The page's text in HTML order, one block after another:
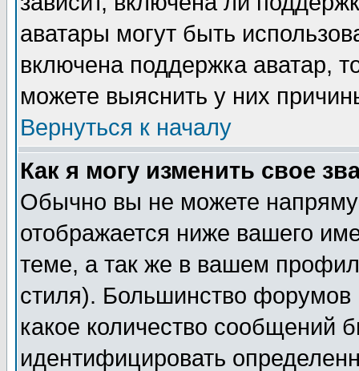
аватары могут быть
включена поддержка аватар,
можете выяснить у них
Вернуться к началу
Как я могу изменить свое
Обычно вы не можете
отображается ниже вашего
теме, а так же в вашем
стиля). Большинство форумов
какое количество сообщений
идентифицировать